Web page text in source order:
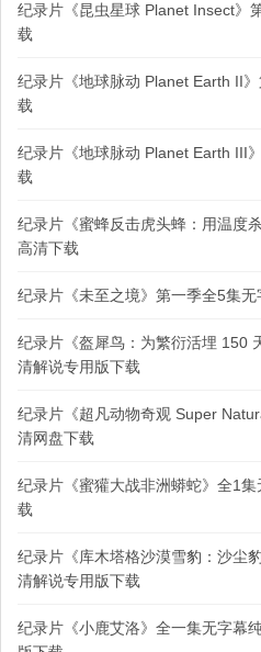
纪录片《昆虫星球 Planet Insect》
载
纪录片《地球脉动 Planet Earth II
载
纪录片《地球脉动 Planet Earth III
载
纪录片《蜜蜂反击虎头蜂：用温度
高清下载
纪录片《未至之境》第一季全5集
纪录片《盔犀鸟：为繁衍活埋 150
清解说专用版下载
纪录片《超凡动物奇观 Super
清网盘下载
纪录片《蜜獾大战非洲蟒蛇》全1
载
纪录片《库木塔格沙漠雪豹：沙尘
清解说专用版下载
纪录片《小鹿艾洛》全一集无字幕